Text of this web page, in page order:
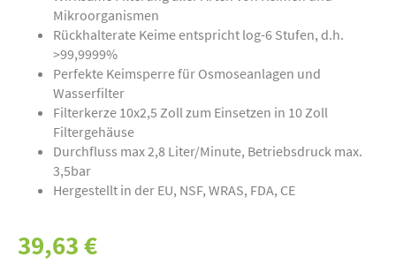
Mikroorganismen
Rückhalterate Keime entspricht log-6 Stufen, d.h.
>99,9999%
Perfekte Keimsperre für Osmoseanlagen und
Wasserfilter
Filterkerze 10x2,5 Zoll zum Einsetzen in 10 Zoll
Filtergehäuse
Durchfluss max 2,8 Liter/Minute, Betriebsdruck max.
3,5bar
Hergestellt in der EU, NSF, WRAS, FDA, CE
39,63 €